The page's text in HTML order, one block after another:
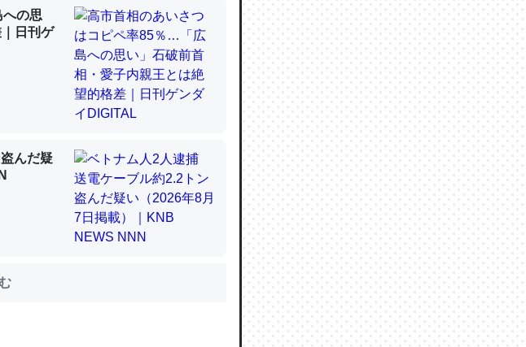
にいないのか」に関する新仮説
物と貝類は苦労してるんだな…。腹足
にいないのか」に関する新仮説
電池残量や充電中かが分かるのでこ
の思
日刊ゲ
んだ疑